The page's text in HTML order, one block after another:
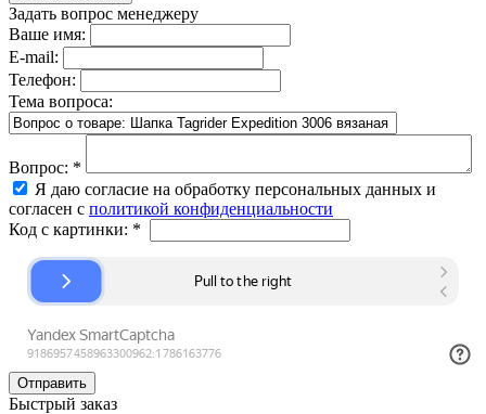
Задать вопрос менеджеру
Ваше имя:
E-mail:
Телефон:
Тема вопроса:
Вопрос: *
Я даю согласие на обработку персональных данных и
согласен с политикой конфиденциальности
Код с картинки: *
Быстрый заказ